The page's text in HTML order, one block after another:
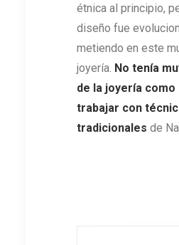
étnica al principio,
diseño fue
metiendo en este
joyería. No tenía
de la joyería como
trabajar con
tradicionales de